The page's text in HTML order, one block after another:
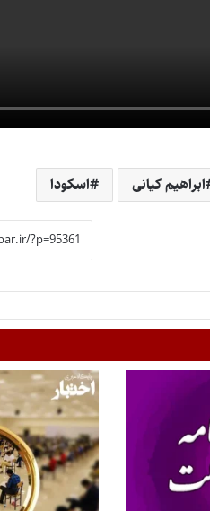
ابراهیم کیانی اسکودا